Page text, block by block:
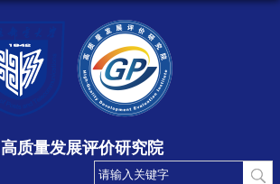
高质量发展评价研究院